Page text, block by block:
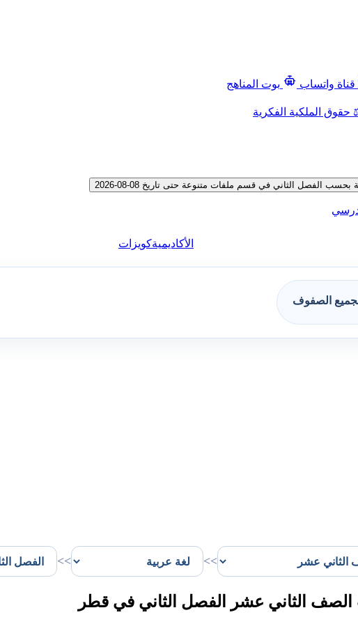
قناة واتساب
بوت المناهج
حقوق الملكية الفكرية
الثاني في قسم ملفات متنوعة حتى تاريخ 08-08-2026
الأكاديميةكويزات
الصفوف
>>
>>
الثاني عشر الفصل الثاني في قطر